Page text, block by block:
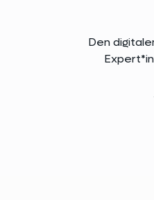
Den